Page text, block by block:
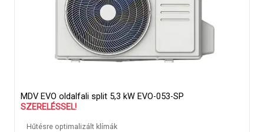
MDV EVO oldalfali split 5,3 kW EVO-053-SP
SZERELÉSSEL!
Hűtésre optimalizált klímák